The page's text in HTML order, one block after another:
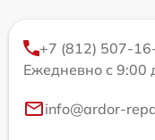
+7 (812) 507-
Ежедневно с 9:00
info@ardor-